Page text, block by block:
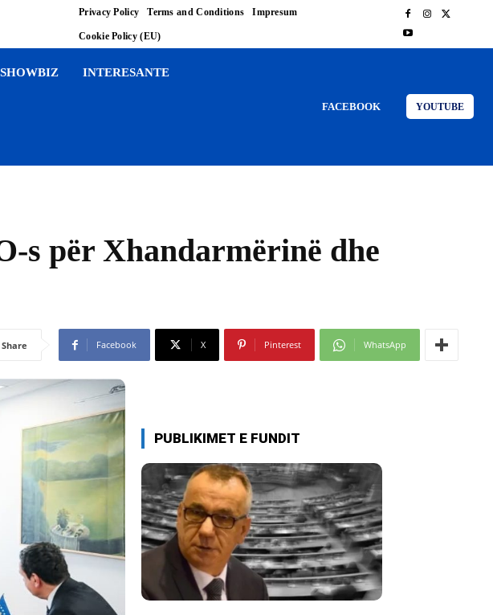
Privacy Policy Terms and Conditions Impresum
Cookie Policy (EU)
SHOWBIZ INTERESANTE
FACEBOOK YOUTUBE
s për Xhandarmërinë dhe
Share Facebook X Pinterest WhatsApp
PUBLIKIMET E FUNDIT